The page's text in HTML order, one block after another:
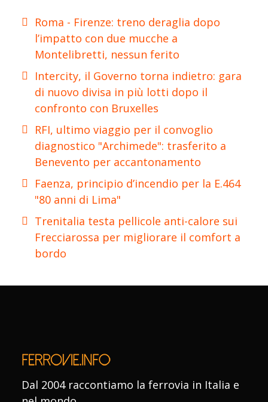
Roma - Firenze: treno deraglia dopo
l’impatto con due mucche a
Montelibretti, nessun ferito
Intercity, il Governo torna indietro: gara
di nuovo divisa in più lotti dopo il
confronto con Bruxelles
RFI, ultimo viaggio per il convoglio
diagnostico "Archimede": trasferito a
Benevento per accantonamento
Faenza, principio d’incendio per la E.464
"80 anni di Lima"
Trenitalia testa pellicole anti-calore sui
Frecciarossa per migliorare il comfort a
bordo
Dal 2004 raccontiamo la ferrovia in Italia e